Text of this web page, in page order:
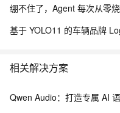
相关解决方案
Qwen Audio：打造专属 AI